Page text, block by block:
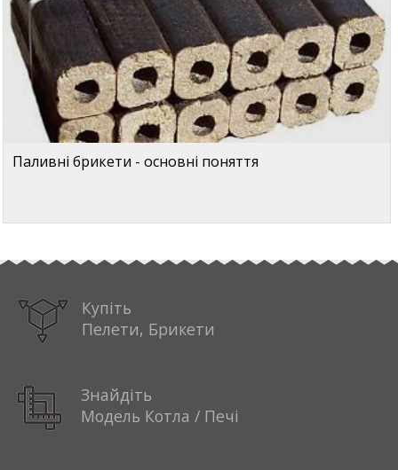
Паливні брикети - основні поняття
Купіть
Пелети, Брикети
Знайдіть
Модель Котла / Печі